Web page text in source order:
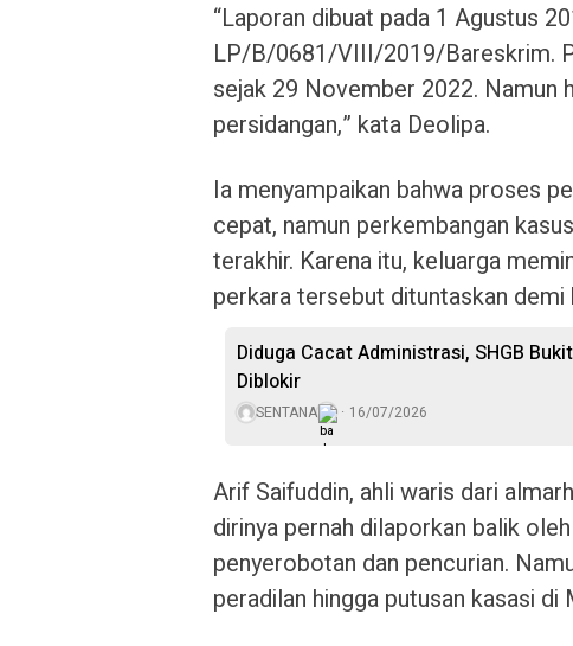
“Laporan dibuat pada 1 Agustus
LP/B/0681/VIII/2019/Bareskrim.
sejak 29 November 2022. Namun
persidangan,” kata Deolipa.
Ia menyampaikan bahwa proses
cepat, namun perkembangan
terakhir. Karena itu, keluarga
perkara tersebut dituntaskan demi
Diduga Cacat Administrasi, SHGB
Diblokir
SENTANA 16/07/2026
Arif Saifuddin, ahli waris dari
dirinya pernah dilaporkan balik
penyerobotan dan pencurian.
peradilan hingga putusan kasasi di